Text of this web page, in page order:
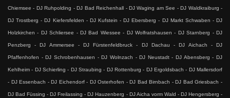
Chiemsee - DJ Ruhpolding - DJ Bad Reichenhall - DJ Waging am See - DJ Waldkraiburg -
DJ Trostberg - DJ Kiefersfelden - DJ Kufstein - DJ Ebersberg - DJ Markt Schwaben - DJ
Holzkirchen - DJ Schliersee - DJ Bad Wiessee - DJ Wolfratshausen - DJ Starnberg - DJ
Penzberg - DJ Ammersee - DJ Fürstenfeldbruck - DJ Dachau - DJ Aichach - DJ
Pfaffenhofen - DJ Schrobenhausen - DJ Wolnzach - DJ Neustadt - DJ Abensberg - DJ
Kehlheim - DJ Schierling - DJ Straubing - DJ Rottenburg - DJ Ergoldsbach - DJ Mallersdorf
- DJ Essenbach - DJ Eichendorf - DJ Osterhofen - DJ Bad Birnbach - DJ Bad Griesbach -
DJ Bad Füssing - DJ Freilassing - DJ Hauzenberg - DJ Aicha vorm Wald - DJ Hengersberg -